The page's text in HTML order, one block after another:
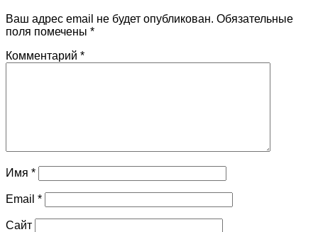
Ваш адрес email не будет опубликован. Обязательные
поля помечены *
Комментарий *
Имя *
Email *
Сайт